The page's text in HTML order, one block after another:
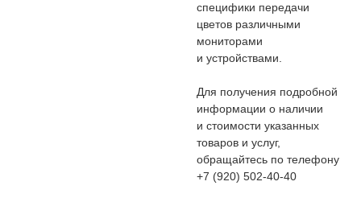
специфики передачи
цветов различными
мониторами
и устройствами.
Для получения подробной
информации о наличии
и стоимости указанных
товаров и услуг,
обращайтесь по телефону
+7 (920) 502-40-40